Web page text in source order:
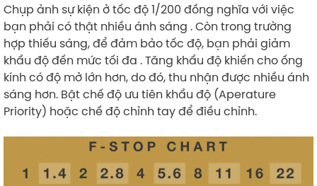
Chụp ảnh sự kiện ở tốc độ 1/200 đồng nghĩa với việc
bạn phải có thật nhiều ánh sáng . Còn trong trường
hợp thiếu sáng, để đảm bảo tốc độ, bạn phải giảm
khẩu độ đến mức tối đa . Tăng khẩu độ khiến cho ống
kính có độ mở lớn hơn, do đó, thu nhận được nhiều ánh
sáng hơn. Bật chế độ ưu tiên khẩu độ (Aperature
Priority) hoặc chế độ chỉnh tay để điều chỉnh.